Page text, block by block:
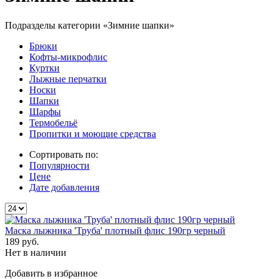
Подразделы категории «Зимние шапки»
Брюки
Кофты-микрофлис
Куртки
Лыжные перчатки
Носки
Шапки
Шарфы
Термобельё
Пропитки и моющие средства
Сортировать по:
Популярности
Цене
Дате добавления
Маска лыжника 'Труба' плотный флис 190гр черный
189 руб.
Нет в наличии
Добавить в избранное